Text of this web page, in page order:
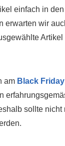
einfach in
wir
am Black
sollte nicht